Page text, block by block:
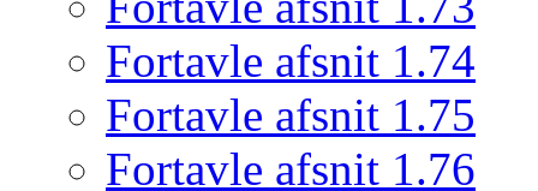
Fortavle afsnit 1.74
Fortavle afsnit 1.75
Fortavle afsnit 1.76